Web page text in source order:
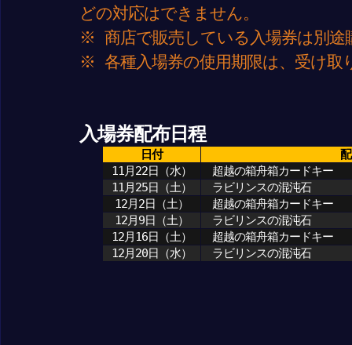
どの対応はできません。
※ 商店で販売している入場券は別途
※ 各種入場券の使用期限は、受け取
入場券配布日程
日付
11月22日（水）
超越の箱舟箱カードキー
11月25日（土）
ラビリンスの混沌石
12月2日（土）
超越の箱舟箱カードキー
12月9日（土）
ラビリンスの混沌石
12月16日（土）
超越の箱舟箱カードキー
12月20日（水）
ラビリンスの混沌石